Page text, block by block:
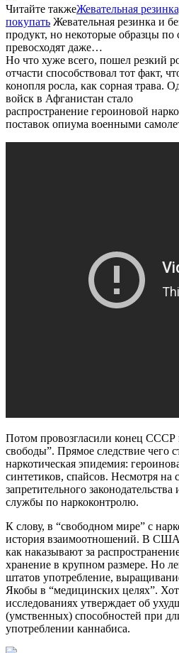
Читайте такжеЖевательная
покупать Жевательная резинка и
продукт, но некоторые образцы по
превосходят даже…
Но что хуже всего, пошел резкий
отчасти способствовал тот факт,
конопля росла, как сорная трава.
войск в Афганистан стало
распространение героиновой
поставок опиума военными
Потом провозгласили конец СССР
свободы”. Прямое следствие чего
наркотическая эпидемия:
синтетиков, спайсов. Несмотря на
запретительного
службы по наркоконтролю.
К слову, в “свободном мире” с
история взаимоотношений. В
как наказывают за
хранение в крупном размере. Но
штатов употребление,
Якобы в “медицинских целях”.
исследованиях утверждает об
(умственных) способностей при
употреблении каннабиса.